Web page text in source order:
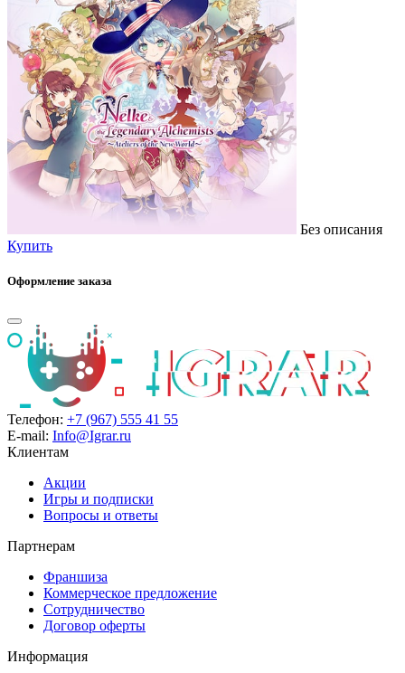
Без описания
Купить
Оформление заказа
Телефон: +7 (967) 555 41 55
E-mail: Info@Igrar.ru
Клиентам
Акции
Игры и подписки
Вопросы и ответы
Партнерам
Франшиза
Коммерческое предложение
Сотрудничество
Договор оферты
Информация